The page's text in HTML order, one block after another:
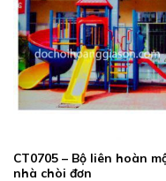
CT0705 – Bộ liên hoàn
nhà chòi đơn